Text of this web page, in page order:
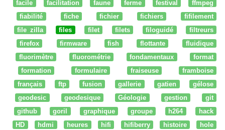
facile
facilitation faune ferme festival
ffmpeg
fiabilité
fiche fichier fichiers
fifilement
file zilla
files filet filets filoguidé
filtreurs
firefox
firmware fish flottante
fluidique
fluorimètre
fluorométrie fondamentaux
format
formation
formulaire fraiseuse
framboise
français
ftp fusion gallerie gatien
gélose
geodesic
geodesique Géologie gestion
git
github
goril graphique groupe h264
hack
HD
hdmi heures hifi hifiberry histoire
hole